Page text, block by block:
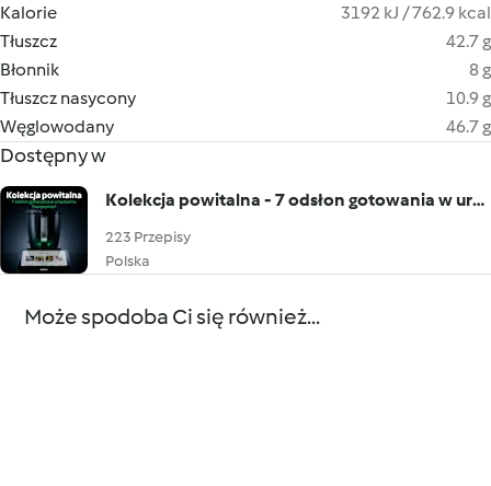
Kalorie
3192 kJ / 762.9 kcal
Tłuszcz
42.7 g
Błonnik
8 g
Tłuszcz nasycony
10.9 g
Węglowodany
46.7 g
Dostępny w
Kolekcja powitalna - 7 odsłon gotowania w urządzeniu Thermomix®
223 Przepisy
Polska
Może spodoba Ci się również...